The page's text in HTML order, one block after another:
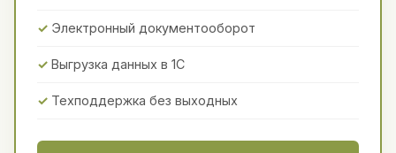
Электронный документооборот
Выгрузка данных в 1С
Техподдержка без выходных